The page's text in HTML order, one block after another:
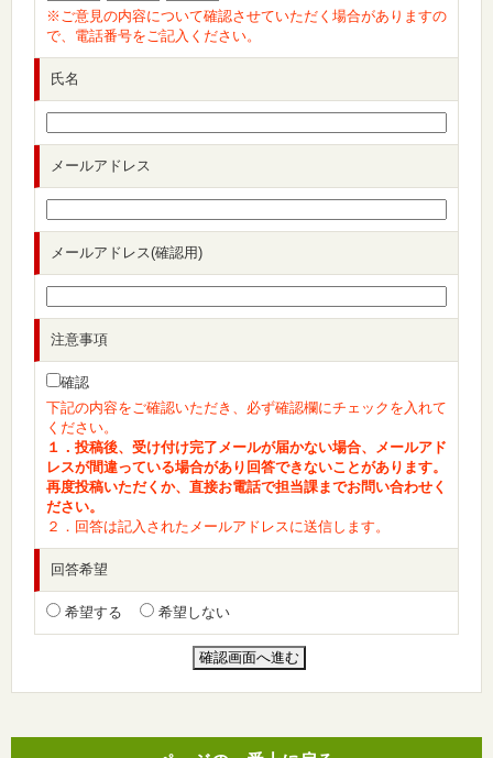
※ご意見の内容について確認させていただく場合がありますの
で、電話番号をご記入ください。
氏名
メールアドレス
メールアドレス(確認用)
注意事項
確認
下記の内容をご確認いただき、必ず確認欄にチェックを入れて
ください。
１．投稿後、受け付け完了メールが届かない場合、メールアド
レスが間違っている場合があり回答できないことがあります。
再度投稿いただくか、直接お電話で担当課までお問い合わせく
ださい。
２．回答は記入されたメールアドレスに送信します。
回答希望
希望する 希望しない